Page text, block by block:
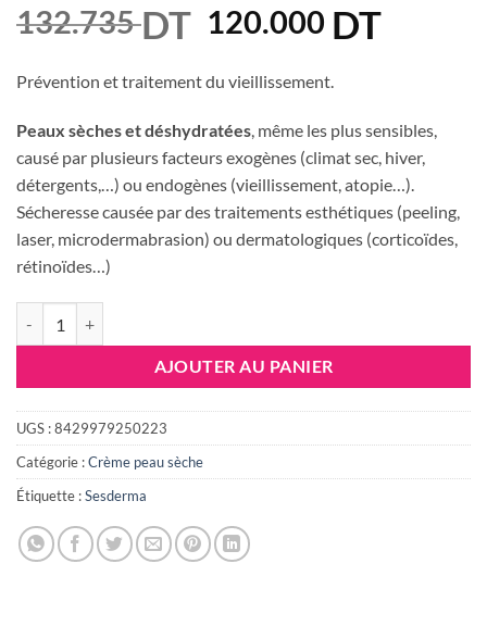
132.735DT Le
initial
132.735 DT.
120.000 DTLe
Prévention et traitement du vieillissement.
Peaux sèches et déshydratées, même les plus sensibles,
causé par plusieurs facteurs exogènes (climat sec, hiver,
détergents,…) ou endogènes (vieillissement, atopie…).
Sécheresse causée par des traitements esthétiques (peeling,
laser, microdermabrasion) ou dermatologiques (corticoïdes,
rétinoïdes…)
AJOUTER AU PANIER
UGS :8429979250223
Catégorie :Crème peau sèche
Étiquette :Sesderma